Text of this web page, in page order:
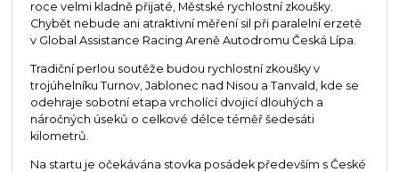
roce velmi kladně přijaté, Městské rychlostní zkoušky.
Chybět nebude ani atraktivní měření sil při paralelní erzetě
v Global Assistance Racing Areně Autodromu Česká Lípa.
Tradiční perlou soutěže budou rychlostní zkoušky v
trojúhelníku Turnov, Jablonec nad Nisou a Tanvald, kde se
odehraje sobotní etapa vrcholící dvojicí dlouhých a
náročných úseků o celkové délce téměř šedesáti
kilometrů.
Na startu je očekávána stovka posádek především s České